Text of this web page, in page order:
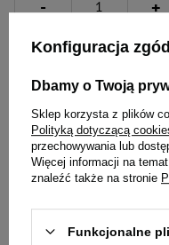
- +
Do koszyka
Wybrane
Ciebie i
Konfiguracja zgód
Dbamy o Twoją
Sklep korzysta z plików
Polityką dotyczącą
przechowywania lub
Więcej informacji na
znaleźć także na stronie
Funkcjonalne